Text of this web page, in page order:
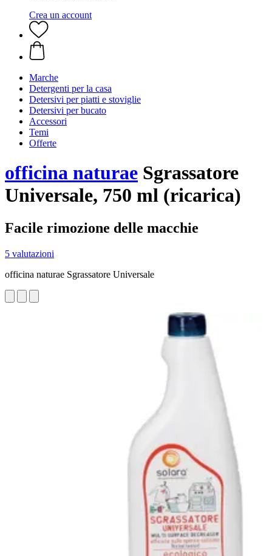
Crea un account
Marche
Detergenti per la casa
Detersivi per piatti e stoviglie
Detersivi per bucato
Accessori
Temi
Offerte
officina naturae Sgrassatore
Universale, 750 ml (ricarica)
Facile rimozione delle macchie
5 valutazioni
officina naturae Sgrassatore Universale